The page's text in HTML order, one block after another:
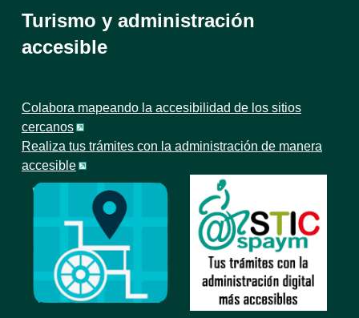
Turismo y administración
accesible
Colabora mapeando la accesibilidad de los sitios
cercanos
Realiza tus trámites con la administración de manera
accesible